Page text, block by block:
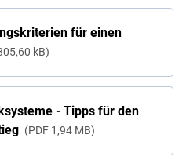
für einen
kB
- Tipps für den
PDF 1,94 MB